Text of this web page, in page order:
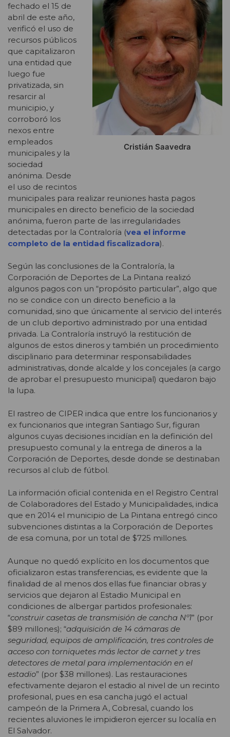
Cristián Saavedra
fechado el 15 de
abril de este año,
verificó el uso de
recursos públicos
que capitalizaron
una entidad que
luego fue
privatizada, sin
resarcir al
municipio, y
corroboró los
nexos entre
empleados
municipales y la
sociedad
anónima. Desde
el uso de recintos
municipales para realizar reuniones hasta pagos
municipales en directo beneficio de la sociedad
anónima, fueron parte de las irregularidades
detectadas por la Contraloría (vea el informe
completo de la entidad fiscalizadora).
Según las conclusiones de la Contraloría, la
Corporación de Deportes de La Pintana realizó
algunos pagos con un “propósito particular”, algo que
no se condice con un directo beneficio a la
comunidad, sino que únicamente al servicio del interés
de un club deportivo administrado por una entidad
privada. La Contraloría instruyó la restitución de
algunos de estos dineros y también un procedimiento
disciplinario para determinar responsabilidades
administrativas, donde alcalde y los concejales (a cargo
de aprobar el presupuesto municipal) quedaron bajo
la lupa.
El rastreo de CIPER indica que entre los funcionarios y
ex funcionarios que integran Santiago Sur, figuran
algunos cuyas decisiones incidían en la definición del
presupuesto comunal y la entrega de dineros a la
Corporación de Deportes, desde donde se destinaban
recursos al club de fútbol.
La información oficial contenida en el Registro Central
de Colaboradores del Estado y Municipalidades, indica
que en 2014 el municipio de La Pintana entregó cinco
subvenciones distintas a la Corporación de Deportes
de esa comuna, por un total de $725 millones.
Aunque no quedó explícito en los documentos que
oficializaron estas transferencias, es evidente que la
finalidad de al menos dos ellas fue financiar obras y
servicios que dejaron al Estadio Municipal en
condiciones de albergar partidos profesionales:
“construir casetas de transmisión de cancha Nº1” (por
$89 millones); “adquisición de 14 cámaras de
seguridad, equipos de amplificación, tres controles de
acceso con torniquetes más lector de carnet y tres
detectores de metal para implementación en el
estadio” (por $38 millones). Las restauraciones
efectivamente dejaron el estadio al nivel de un recinto
profesional, pues en esa cancha jugó el actual
campeón de la Primera A, Cobresal, cuando los
recientes aluviones le impidieron ejercer su localía en
El Salvador.